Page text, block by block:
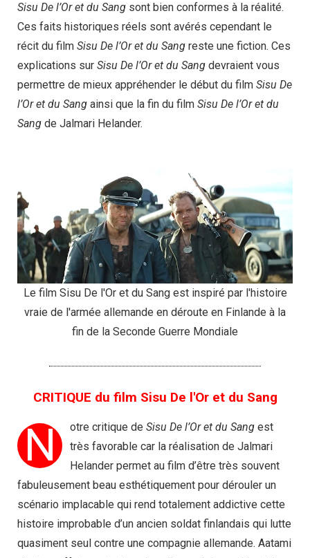
Sisu De l’Or et du Sang sont bien conformes à la réalité.
Ces faits historiques réels sont avérés cependant le
récit du film Sisu De l’Or et du Sang reste une fiction. Ces
explications sur Sisu De l’Or et du Sang devraient vous
permettre de mieux appréhender le début du film Sisu De
l’Or et du Sang ainsi que la fin du film Sisu De l’Or et du
Sang de Jalmari Helander.
Le film Sisu De l'Or et du Sang est inspiré par l'histoire
vraie de l'armée allemande en déroute en Finlande à la
fin de la Seconde Guerre Mondiale
CRITIQUE du film Sisu De l'Or et du Sang
N otre critique de Sisu De l’Or et du Sang est
très favorable car la réalisation de Jalmari
Helander permet au film d’être très souvent
fabuleusement beau esthétiquement pour dérouler un
scénario implacable qui rend totalement addictive cette
histoire improbable d’un ancien soldat finlandais qui lutte
quasiment seul contre une compagnie allemande. Aatami